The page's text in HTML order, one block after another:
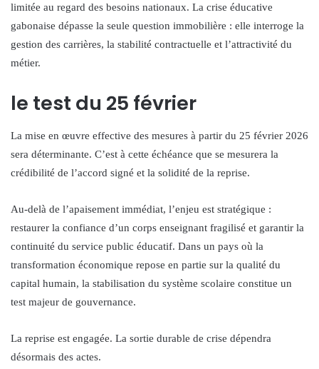
limitée au regard des besoins nationaux. La crise éducative
gabonaise dépasse la seule question immobilière : elle interroge la
gestion des carrières, la stabilité contractuelle et l’attractivité du
métier.
le test du 25 février
La mise en œuvre effective des mesures à partir du 25 février 2026
sera déterminante. C’est à cette échéance que se mesurera la
crédibilité de l’accord signé et la solidité de la reprise.
Au-delà de l’apaisement immédiat, l’enjeu est stratégique :
restaurer la confiance d’un corps enseignant fragilisé et garantir la
continuité du service public éducatif. Dans un pays où la
transformation économique repose en partie sur la qualité du
capital humain, la stabilisation du système scolaire constitue un
test majeur de gouvernance.
La reprise est engagée. La sortie durable de crise dépendra
désormais des actes.